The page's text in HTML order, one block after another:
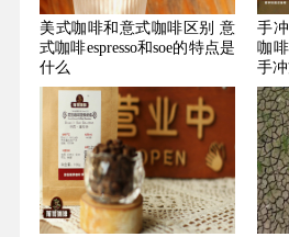
美式咖啡和意式咖啡区别 意
式咖啡espresso和soe的特点是
什么
手
咖
手